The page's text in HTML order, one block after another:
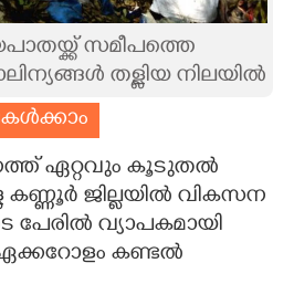
സമീപത്തെ
തള്ളിയ നിലയില്‍
ഏറ്റവും കൂടുതൽ
ജില്ലയിൽ വികസന
വ്യാപകമായി
ഏക്കറോളം കണ്ടൽ